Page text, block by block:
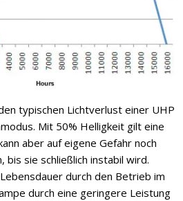
typischen Lichtverlust einer UHP
Mit 50% Helligkeit gilt eine
aber auf eigene Gefahr noch
sie schließlich instabil wird.
durch den Betrieb im
durch eine geringere Leistung